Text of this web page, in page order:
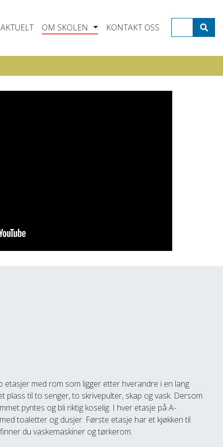
AKTUELT OM SKOLEN KONTAKT OSS
med rom som ligger etter hverandre i en lang
plass til to senger, to skrivepulter, skap og vask. Dersom
pyntes og bli riktig koselig. I hver etasje på A-
toaletter og dusjer. Første etasje har et kjøkken til
du vaskemaskiner og tørkerom.